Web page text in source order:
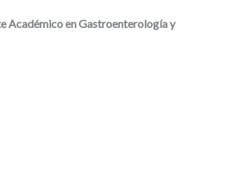
Académico en Gastroenterología y